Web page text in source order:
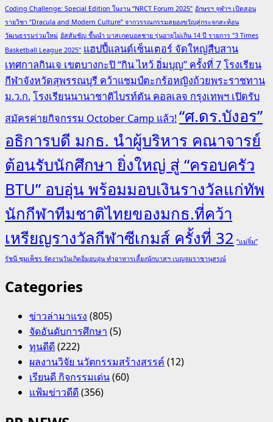
Coding Challenge: Special Edition ในงาน “NRCT Forum 2025” อักษรฯ จุฬาฯ เปิดสอน
รายวิชา “Dracula and Modern Culture” จากวรรณกรรมสยองขวัญสู่กระจกสะท้อน
วัฒนธรรมร่วมใหม่ อัสสัมชัญ ขึ้นนำ บาสเกตบอลชาย รุ่นอายุไม่เกิน 14 ปี รายการ "3 Times
Basketball League 2025" แฮปปี้แลนด์เซ็นเตอร์ จัดใหญ่สืบสาน
เทศกาลกินเจ เขตบางกะปิ “กิน ไหว้ อิ่มบุญ” ครั้งที่ 7โรงเรียน
กีฬาจังหวัดสุพรรณบุรี คว้าแชมป์ตะกร้อหญิงถ้วยพระราชทาน
ม.ว.ก.โรงเรียนนานาชาติไบรท์ตัน คอลเลจ กรุงเทพฯ เปิดรับ
สมัครค่ายกิจกรรม October Camp แล้ว!“ศ.ดร.บังอร”
อธิการบดี มกธ. นำผู้บริหาร คณาจารย์
ต้อนรับนักศึกษา ยิ่งใหญ่ สู่ “ครอบครัว
BTU” อบอุ่น พร้อมมอบเงินรางวัลแก่ทัพ
นักกีฬาทีมชาติไทยของมกธ.ที่คว้า
เหรียญรางวัลกีฬาซีเกมส์ ครั้งที่ 32 “แม่จิ๋ม”
รัชนี ชุมเพ็ชร จัดงานวันเกิดอิ่มอบอุ่น ทำอาหารเลี้ยงนักบาสฯ เบญจมราชานุสรณ์
Categories
ข่าวล่ามาแรง (805)
จัดอันดับการศึกษา (5)
ทุนดีดี(222)
ผลงานวิจัย นวัตกรรมสร้างสรรค์(12)
เรียนดี กิจกรรมเด่น(60)
แฟ้มข่าวดีดี(356)